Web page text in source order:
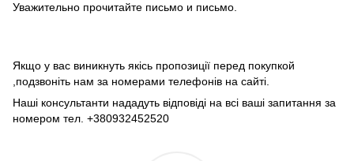
Уважительно прочитайте письмо и письмо.
Якщо у вас виникнуть якісь пропозиції перед покупкой
,подзвоніть нам за номерами телефонів на сайті.
Наші консультанти нададуть відповіді на всі ваші запитання за
номером тел. +380932452520